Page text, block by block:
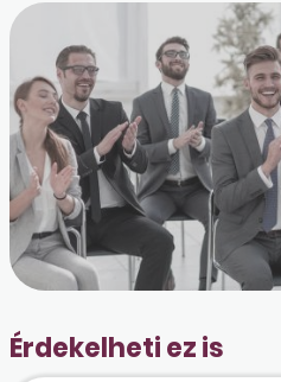
Érdekelheti ez is